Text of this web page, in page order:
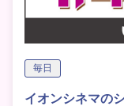
毎日
イオンシネマの